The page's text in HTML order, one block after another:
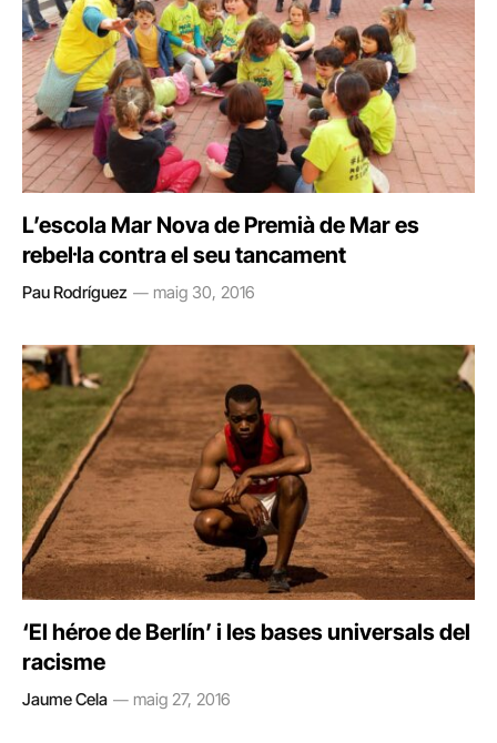
L’escola Mar Nova de Premià de Mar es
rebel·la contra el seu tancament
Pau Rodríguez maig 30, 2016
‘El héroe de Berlín’ i les bases universals del
racisme
Jaume Cela maig 27, 2016